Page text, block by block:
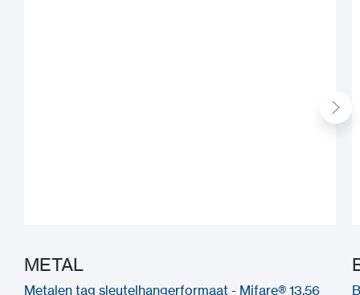
METAL
Metalen tag sleutelhangerformaat - Mifare® 13,56